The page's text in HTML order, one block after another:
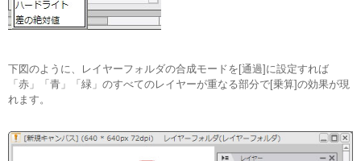
下図のように、レイヤーフォルダの合成モードを[通過]に設定すれば
「赤」「青」「緑」のすべてのレイヤーが重なる部分で[乗算]の効果が現
れます。